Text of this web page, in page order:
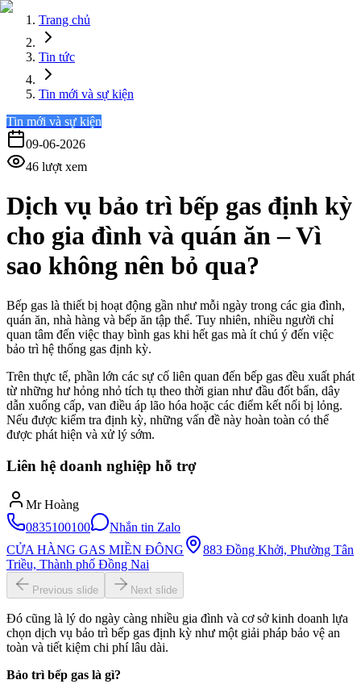
Trang chủ
Tin tức
Tin mới và sự kiện
Tin mới và sự kiện
09-06-2026
46 lượt xem
Dịch vụ bảo trì bếp gas định kỳ
cho gia đình và quán ăn – Vì
sao không nên bỏ qua?
Bếp gas là thiết bị hoạt động gần như mỗi ngày trong các gia đình,
quán ăn, nhà hàng và bếp ăn tập thể. Tuy nhiên, nhiều người chỉ
quan tâm đến việc thay bình gas khi hết gas mà ít chú ý đến việc
bảo trì hệ thống gas định kỳ.
Trên thực tế, phần lớn các sự cố liên quan đến bếp gas đều xuất phát
từ những hư hỏng nhỏ tích tụ theo thời gian như đầu đốt bẩn, dây
dẫn xuống cấp, van điều áp lão hóa hoặc các điểm kết nối bị lỏng.
Nếu được kiểm tra định kỳ, những vấn đề này hoàn toàn có thể
được phát hiện và xử lý sớm.
Liên hệ doanh nghiệp hỗ trợ
Mr Hoàng
0835100100
Nhắn tin Zalo
CỬA HÀNG GAS MIỀN ĐÔNG
883 Đồng Khởi, Phường Tân
Triều, Thành phố Đồng Nai
Previous slide Next slide
Đó cũng là lý do ngày càng nhiều gia đình và cơ sở kinh doanh lựa
chọn dịch vụ bảo trì bếp gas định kỳ như một giải pháp bảo vệ an
toàn và tiết kiệm chi phí lâu dài.
Bảo trì bếp gas là gì?